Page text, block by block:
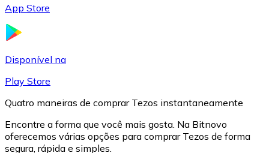
App Store
Disponível na
Play Store
Quatro maneiras de comprar Tezos instantaneamente
Encontre a forma que você mais gosta. Na Bitnovo
oferecemos várias opções para comprar Tezos de forma
segura, rápida e simples.